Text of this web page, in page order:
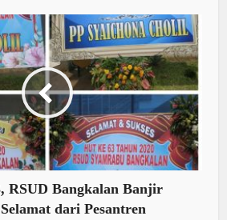
RSUD Bangkalan Banjir
dari Pesantren